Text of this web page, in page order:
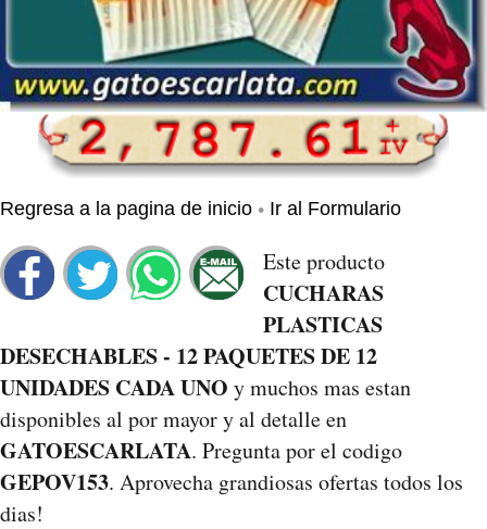
Regresa a la pagina de inicio • Ir al Formulario
Este producto
CUCHARAS
PLASTICAS
DESECHABLES - 12 PAQUETES DE 12
UNIDADES CADA UNO y muchos mas estan
disponibles al por mayor y al detalle en
GATOESCARLATA. Pregunta por el codigo
GEPOV153. Aprovecha grandiosas ofertas todos los
dias!